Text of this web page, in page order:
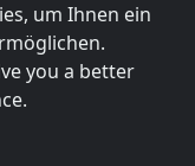
um Ihnen ein
you a better